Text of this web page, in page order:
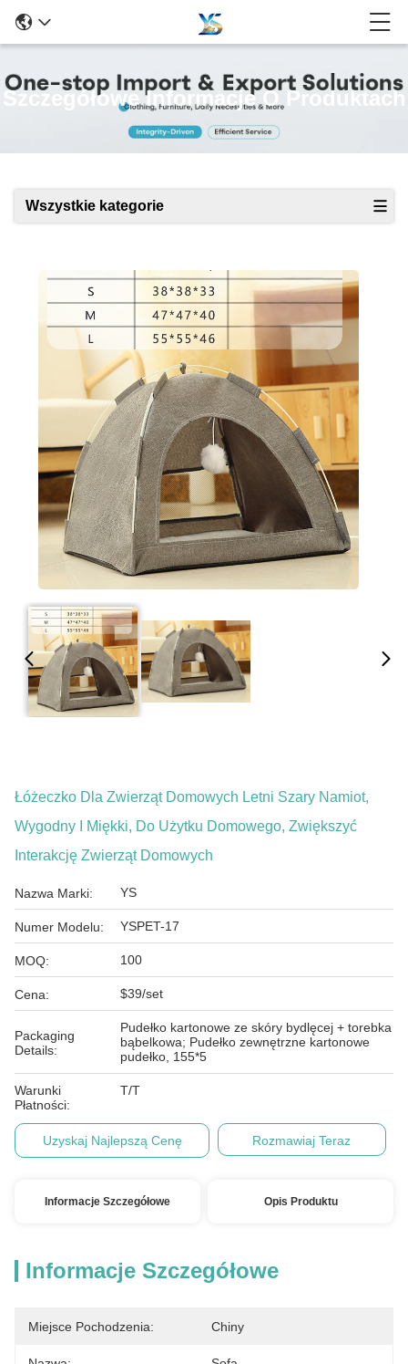
Szczegółowe Informacje O Produktach
Wszystkie kategorie
Łóżeczko Dla Zwierząt Domowych Letni Szary Namiot,
Wygodny I Miękki, Do Użytku Domowego, Zwiększyć
Interakcję Zwierząt Domowych
Nazwa Marki: YS
Numer Modelu: YSPET-17
MOQ: 100
Cena: $39/set
Packaging
Details:
Pudełko kartonowe ze skóry bydlęcej + torebka
bąbelkowa; Pudełko zewnętrzne kartonowe
pudełko, 155*5
Warunki
Płatności:
T/T
Uzyskaj Najlepszą Cenę Rozmawiaj Teraz
Informacje Szczegółowe Opis Produktu
Informacje Szczegółowe
Miejsce Pochodzenia: Chiny